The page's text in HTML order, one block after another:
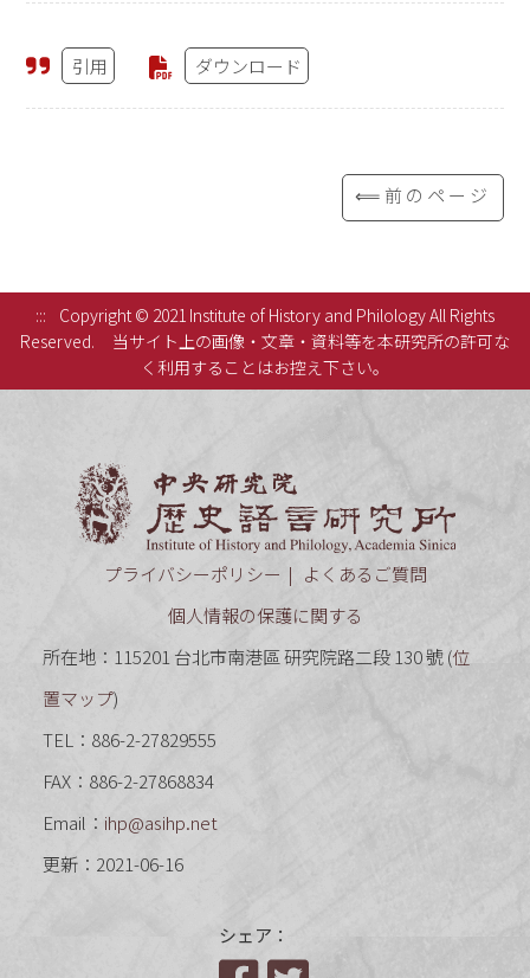
引用 ダウンロード
⟸前のページ
:::
Copyright © 2021 Institute of History and Philology All Rights
Reserved.
当サイト上の画像・文章・資料等を本研究所の許可な
く利用することはお控え下さい。
プライバシーポリシー
よくあるご質問
個人情報の保護に関する
所在地：115201 台北市南港區 研究院路二段 130 號 (位
置マップ)
TEL：886-2-27829555
FAX：886-2-27868834
Email： ihp@asihp.net
更新：2021-06-16
シェア：